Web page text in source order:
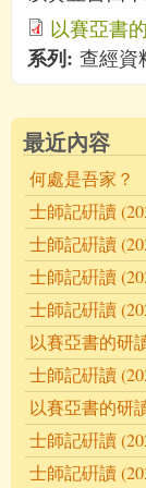
以賽亞書
系列: 查經資
最近內容
何處是吾家？
士師記硏讀
士師記硏讀
士師記硏讀
士師記硏讀
以賽亞書的研
士師記硏讀
以賽亞書的研
士師記硏讀
士師記硏讀